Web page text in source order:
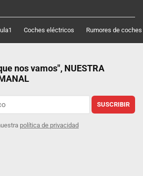
Coches eléctricos Rumores de coches
nos vamos", NUESTRA
SUSCRIBIR
política de privacidad